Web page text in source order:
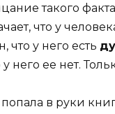
такого
что у
что у него есть
у него ее нет.
в руки